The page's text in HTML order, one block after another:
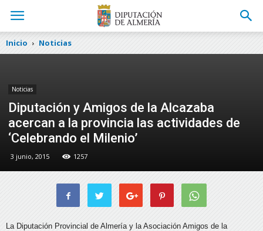
Inicio Noticias
Noticias
Diputación y Amigos de la Alcazaba
acercan a la provincia las actividades de
‘Celebrando el Milenio’
3 junio, 2015 1257
La Diputación Provincial de Almería y la Asociación Amigos de la